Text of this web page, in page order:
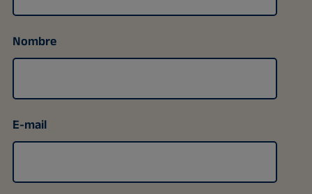
Nombre
E-mail